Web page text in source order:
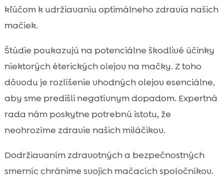
kľúčom k udržiavaniu optimálneho zdravia našich
mačiek.
Štúdie poukazujú na potenciálne škodlivé účinky
niektorých éterických olejov na mačky. Z toho
dôvodu je rozlíšenie vhodných olejov esenciálne,
aby sme predišli negatívnym dopadom. Expertná
rada nám poskytne potrebnú istotu, že
neohrozíme zdravie našich miláčikov.
Dodržiavaním zdravotných a bezpečnostných
smerníc chránime svojich mačacích spoločníkov.